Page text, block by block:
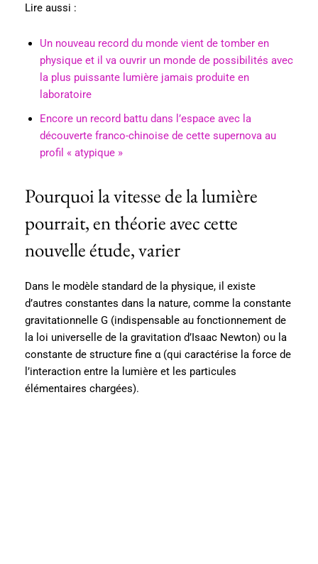
Lire aussi :
Un nouveau record du monde vient de tomber en
physique et il va ouvrir un monde de possibilités avec
la plus puissante lumière jamais produite en
laboratoire
Encore un record battu dans l’espace avec la
découverte franco-chinoise de cette supernova au
profil « atypique »
Pourquoi la vitesse de la lumière
pourrait, en théorie avec cette
nouvelle étude, varier
Dans le modèle standard de la physique, il existe
d’autres constantes dans la nature, comme la constante
gravitationnelle G (indispensable au fonctionnement de
la loi universelle de la gravitation d’Isaac Newton) ou la
constante de structure fine α (qui caractérise la force de
l’interaction entre la lumière et les particules
élémentaires chargées).